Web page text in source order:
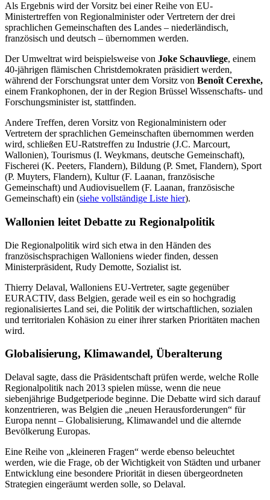
Als Ergebnis wird der Vorsitz bei einer Reihe von EU-
Ministertreffen von Regionalminister oder Vertretern der drei
sprachlichen Gemeinschaften des Landes – niederländisch,
französisch und deutsch – übernommen werden.
Der Umweltrat wird beispielsweise von Joke Schauvliege, einem
40-jährigen flämischen Christdemokraten präsidiert werden,
während der Forschungsrat unter dem Vorsitz von Benoît Cerexhe,
einem Frankophonen, der in der Region Brüssel Wissenschafts- und
Forschungsminister ist, stattfinden.
Andere Treffen, deren Vorsitz von Regionalministern oder
Vertretern der sprachlichen Gemeinschaften übernommen werden
wird, schließen EU-Ratstreffen zu Industrie (J.C. Marcourt,
Wallonien), Tourismus (I. Weykmans, deutsche Gemeinschaft),
Fischerei (K. Peeters, Flandern), Bildung (P. Smet, Flandern), Sport
(P. Muyters, Flandern), Kultur (F. Laanan, französische
Gemeinschaft) und Audiovisuellem (F. Laanan, französische
Gemeinschaft) ein (siehe vollständige Liste hier).
Wallonien leitet Debatte zu Regionalpolitik
Die Regionalpolitik wird sich etwa in den Händen des
französischsprachigen Walloniens wieder finden, dessen
Ministerpräsident, Rudy Demotte, Sozialist ist.
Thierry Delaval, Walloniens EU-Vertreter, sagte gegenüber
EURACTIV, dass Belgien, gerade weil es ein so hochgradig
regionalisiertes Land sei, die Politik der wirtschaftlichen, sozialen
und territorialen Kohäsion zu einer ihrer starken Prioritäten machen
wird.
Globalisierung, Klimawandel, Überalterung
Delaval sagte, dass die Präsidentschaft prüfen werde, welche Rolle
Regionalpolitik nach 2013 spielen müsse, wenn die neue
siebenjährige Budgetperiode beginne. Die Debatte wird sich darauf
konzentrieren, was Belgien die „neuen Herausforderungen“ für
Europa nennt – Globalisierung, Klimawandel und die alternde
Bevölkerung Europas.
Eine Reihe von „kleineren Fragen“ werde ebenso beleuchtet
werden, wie die Frage, ob der Wichtigkeit von Städten und urbaner
Entwicklung eine besondere Priorität in diesen übergeordneten
Strategien eingeräumt werden solle, so Delaval.